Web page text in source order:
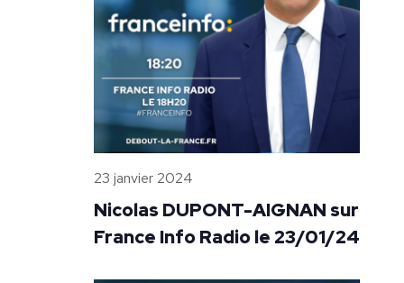
Nicolas DUPONT-AIGNAN sur
France Info Radio le 23/01/24
23 janvier 2024